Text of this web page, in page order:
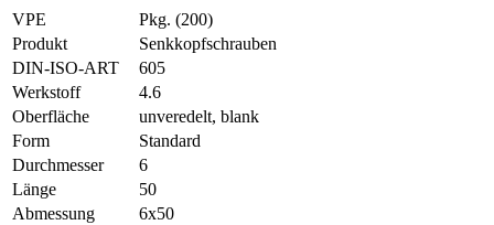
VPE
Pkg. (200)
Produkt
Senkkopfschrauben
DIN-ISO-ART
605
Werkstoff
4.6
Oberfläche
unveredelt, blank
Form
Standard
Durchmesser
6
Länge
50
Abmessung
6x50